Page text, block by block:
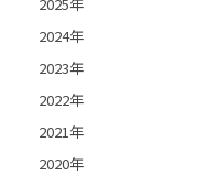
2024年
2023年
2022年
2021年
2020年